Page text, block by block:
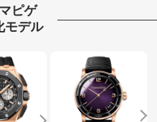
ピゲ
モデル